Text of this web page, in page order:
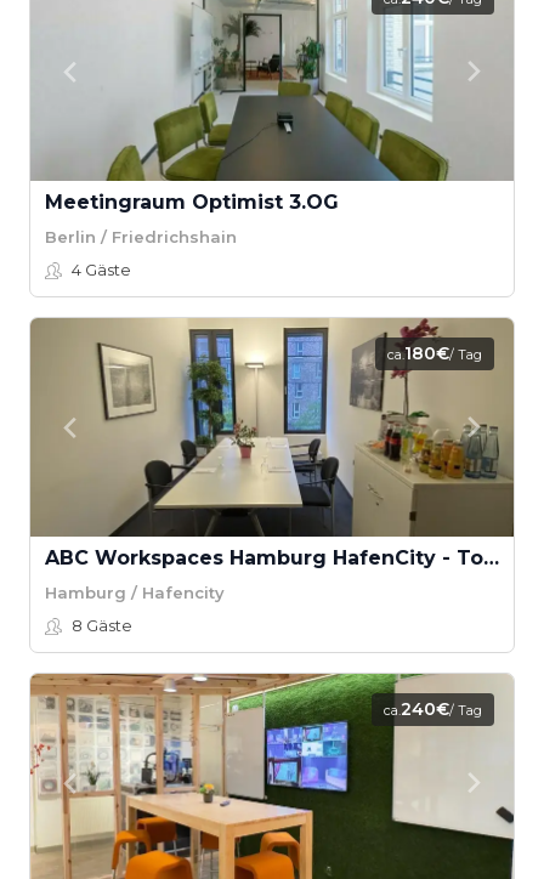
Meetingraum Optimist 3.OG
Berlin / Friedrichshain
4 Gäste
ca.180€/ Tag
ABC Workspaces Hamburg HafenCity - Tokio
Hamburg / Hafencity
8 Gäste
ca.240€/ Tag